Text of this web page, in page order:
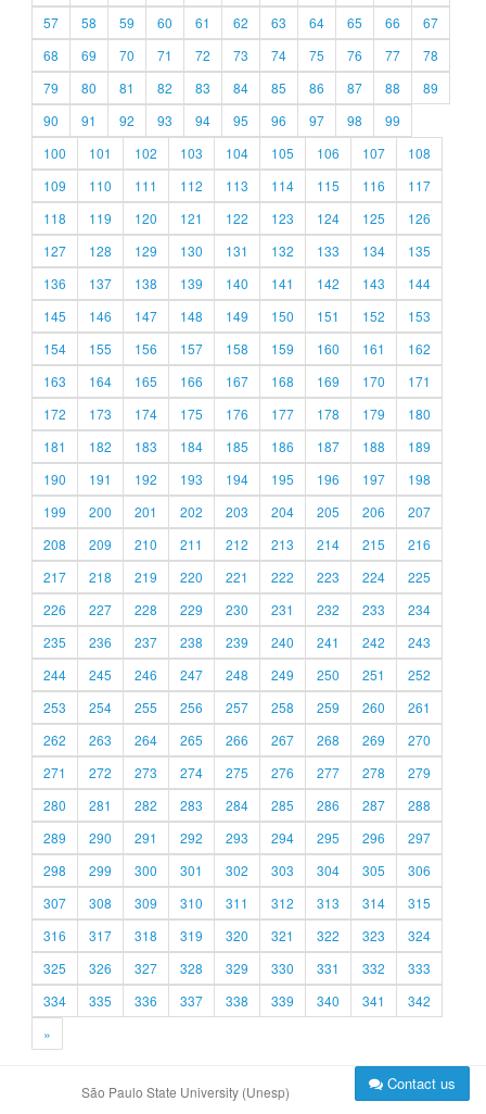
57
58 59 60 61 62 63 64 65 66
67
68
69 70 71 72 73 74 75 76 77
78
79
80 81 82 83 84 85 86 87 88
89
90
91 92 93 94 95 96 97 98
99
100
101 102 103 104 105 106 107
108
109
110 111 112 113 114 115 116
117
118
119 120 121 122 123 124 125
126
127
128 129 130 131 132 133 134
135
136
137 138 139 140 141 142 143
144
145
146 147 148 149 150 151 152
153
154
155 156 157 158 159 160 161
162
163
164 165 166 167 168 169 170
171
172
173 174 175 176 177 178 179
180
181
182 183 184 185 186 187 188
189
190
191 192 193 194 195 196 197
198
199
200 201 202 203 204 205 206
207
208
209 210 211 212 213 214 215
216
217
218 219 220 221 222 223 224
225
226
227 228 229 230 231 232 233
234
235
236 237 238 239 240 241 242
243
244
245 246 247 248 249 250 251
252
253
254 255 256 257 258 259 260
261
262
263 264 265 266 267 268 269
270
271
272 273 274 275 276 277 278
279
280
281 282 283 284 285 286 287
288
289
290 291 292 293 294 295 296
297
298
299 300 301 302 303 304 305
306
307
308 309 310 311 312 313 314
315
316
317 318 319 320 321 322 323
324
325
326 327 328 329 330 331 332
333
334
335 336 337 338 339 340 341
342
»
São Paulo State University (Unesp) Contact us